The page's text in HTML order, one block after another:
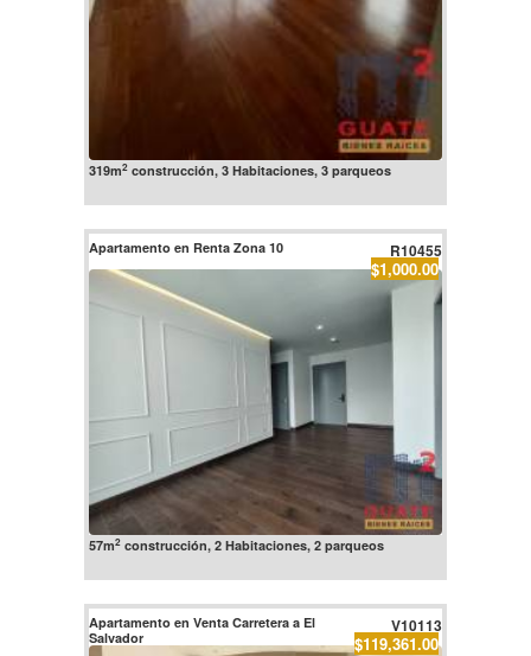
319m2construcción, 3 Habitaciones, 3 parqueos
Apartamento en Renta Zona 10 R10455
$1,000.00
57m2construcción, 2 Habitaciones, 2 parqueos
Apartamento en Venta Carretera a El
Salvador
V10113
$119,361.00